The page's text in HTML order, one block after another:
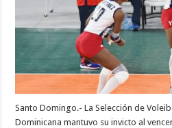
Santo Domingo.- La Selección de
Dominicana mantuvo su invicto al